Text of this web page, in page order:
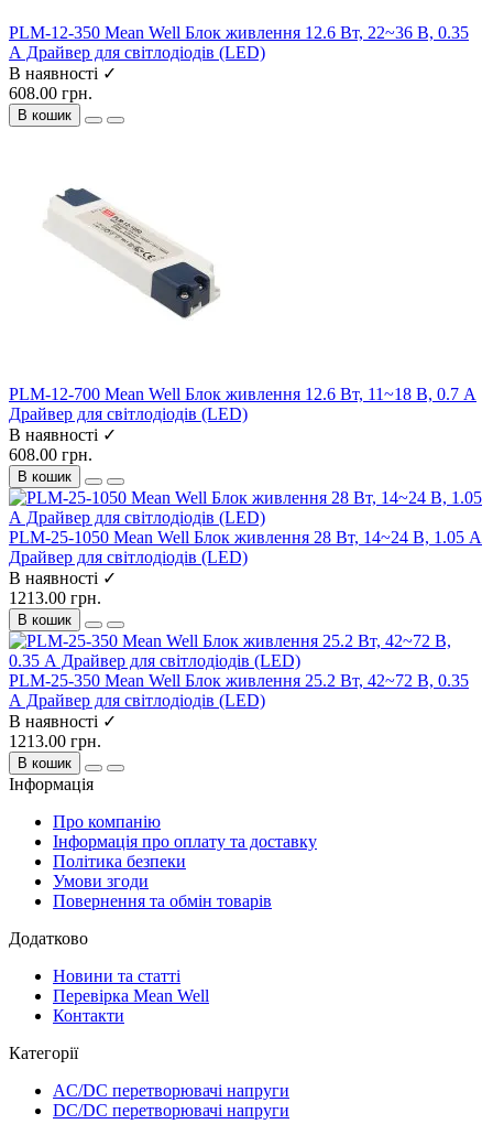
PLM-12-350 Mean Well Блок живлення 12.6 Вт, 22~36 В, 0.35
А Драйвер для світлодіодів (LED)
В наявності ✓
608.00 грн.
В кошик
PLM-12-700 Mean Well Блок живлення 12.6 Вт, 11~18 В, 0.7 А
Драйвер для світлодіодів (LED)
В наявності ✓
608.00 грн.
В кошик
PLM-25-1050 Mean Well Блок живлення 28 Вт, 14~24 В, 1.05 А
Драйвер для світлодіодів (LED)
В наявності ✓
1213.00 грн.
В кошик
PLM-25-350 Mean Well Блок живлення 25.2 Вт, 42~72 В, 0.35
А Драйвер для світлодіодів (LED)
В наявності ✓
1213.00 грн.
В кошик
Інформація
Про компанію
Інформація про оплату та доставку
Політика безпеки
Умови згоди
Повернення та обмін товарів
Додатково
Новини та статті
Перевірка Mean Well
Контакти
Категорії
AC/DC перетворювачі напруги
DC/DC перетворювачі напруги